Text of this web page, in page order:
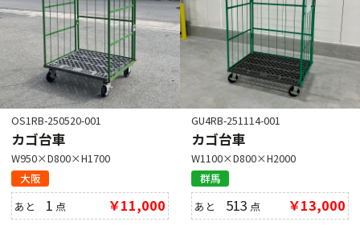
OS1RB-250520-001
カゴ台車
W950×D800×H1700
大阪
あと 1 点 ￥11,000
GU4RB-251114-001
カゴ台車
W1100×D800×H2000
群馬
あと 513 点 ￥13,000